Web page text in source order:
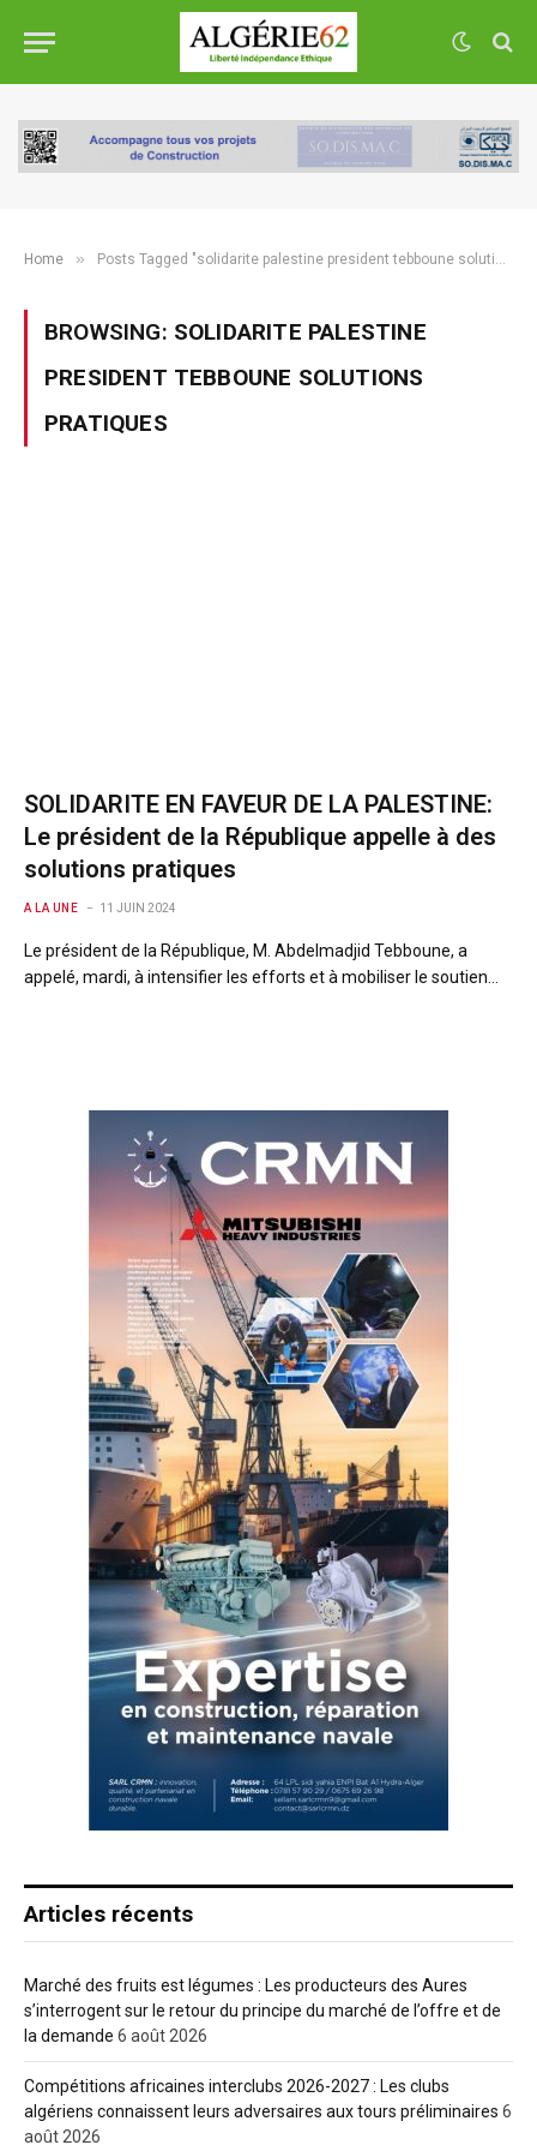
Home » Posts Tagged "solidarite palestine president tebboune solutions pratiques"
BROWSING: SOLIDARITE PALESTINE
PRESIDENT TEBBOUNE SOLUTIONS
PRATIQUES
SOLIDARITE EN FAVEUR DE LA PALESTINE:
Le président de la République appelle à des
solutions pratiques
A LA UNE 11 JUIN 2024
Le président de la République, M. Abdelmadjid Tebboune, a
appelé, mardi, à intensifier les efforts et à mobiliser le soutien…
Articles récents
Marché des fruits est légumes : Les producteurs des Aures
s’interrogent sur le retour du principe du marché de l’offre et de
la demande 6 août 2026
Compétitions africaines interclubs 2026-2027 : Les clubs
algériens connaissent leurs adversaires aux tours préliminaires 6
août 2026